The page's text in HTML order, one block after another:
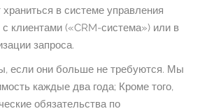
в системе управления
клиентами («CRM-система») или в
запроса.
если они больше не требуются. Мы
каждые два года; Кроме того,
обязательства по